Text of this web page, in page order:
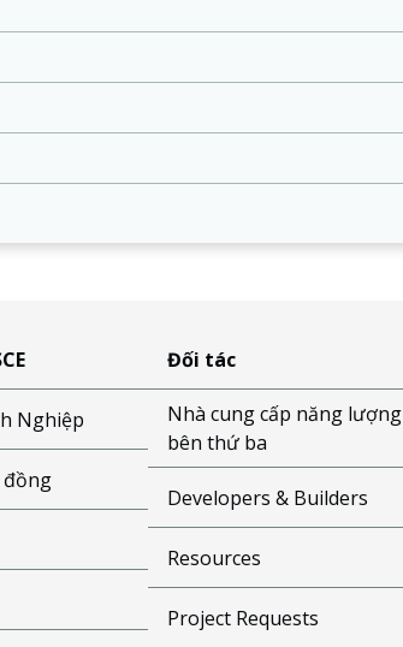
Nghiệp
đồng
Đối tác
Nhà cung cấp năng lượng
bên thứ ba
Developers & Builders
Resources
Project Requests